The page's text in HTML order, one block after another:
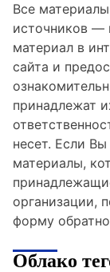
Все
источников —
материал в
сайта и
принадлежат
несет. Если
материалы,
организации,
форму
Облако